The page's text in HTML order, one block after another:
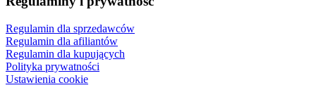
Regulamin dla sprzedawców
Regulamin dla afiliantów
Regulamin dla kupujących
Polityka prywatności
Ustawienia cookie